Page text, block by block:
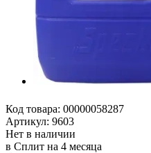
Код товара: 00000058287
Артикул: 9603
Нет в наличии
в Сплит на 4 месяца